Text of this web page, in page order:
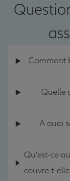
Comment
Quelle
A quoi
Qu'est-ce
couvre-t-elle